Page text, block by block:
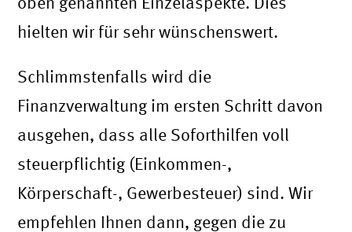
hielten wir für sehr wünschenswert.
Schlimmstenfalls wird die
Finanzverwaltung im ersten Schritt davon
ausgehen, dass alle Soforthilfen voll
steuerpflichtig (Einkommen-,
Körperschaft-, Gewerbesteuer) sind. Wir
empfehlen Ihnen dann, gegen die zu